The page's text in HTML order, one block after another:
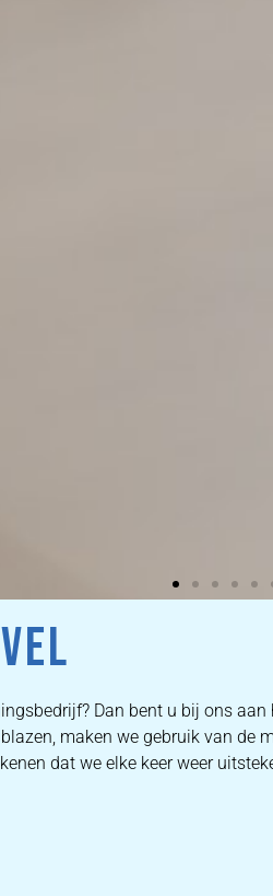
Dan bent u bij ons aan
maken we gebruik van
dat we elke keer weer